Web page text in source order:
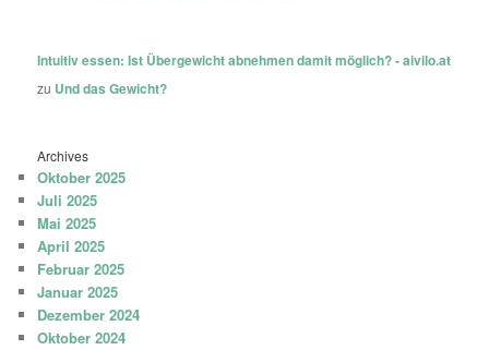
Intuitiv essen: Ist Übergewicht abnehmen damit möglich? - aivilo.at
zu Und das Gewicht?
Archives
Oktober 2025
Juli 2025
Mai 2025
April 2025
Februar 2025
Januar 2025
Dezember 2024
Oktober 2024